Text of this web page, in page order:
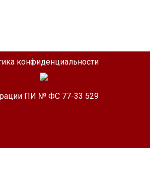
конфиденциальности
ПИ № ФС 77-33 529